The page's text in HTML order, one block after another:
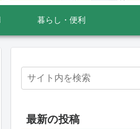
暮らし・便利
最新の投稿